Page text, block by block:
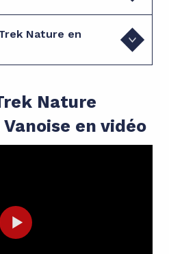
Nature en
Nature
en vidéo